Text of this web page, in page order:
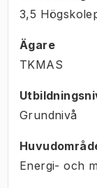
3,5
Ägare
TKMAS
Grundnivå
Energi- och